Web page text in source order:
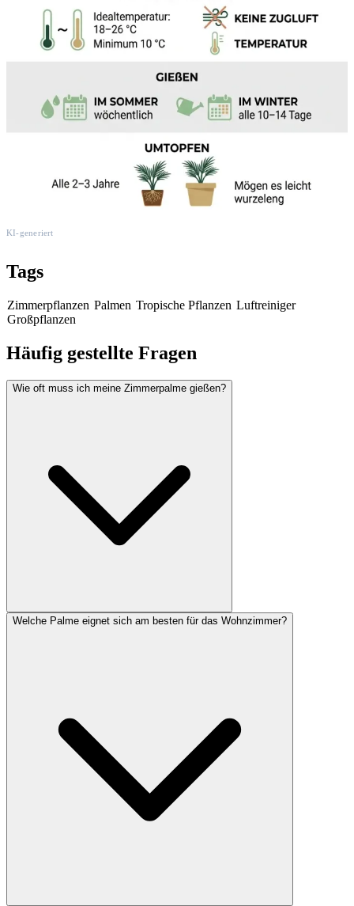
KI-generiert
Tags
Zimmerpflanzen Palmen Tropische Pflanzen Luftreiniger
Großpflanzen
Häufig gestellte Fragen
Wie oft muss ich meine Zimmerpalme gießen?
Welche Palme eignet sich am besten für das Wohnzimmer?